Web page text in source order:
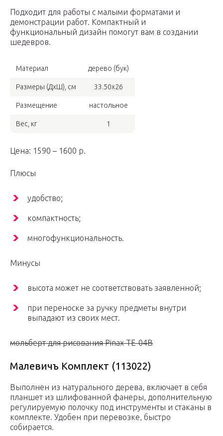
Подходит для работы с малыми форматами и
демонстрации работ. Компактный и
функциональный дизайн помогут вам в создании
шедевров.
Материал дерево (бук)
Размеры (ДхШ), см 33.50х26
Размещение настольное
Вес, кг 1
Цена: 1590 – 1600 р.
Плюсы
удобство;
компактность;
многофункциональность.
Минусы
высота может не соответствовать заявленной;
при переноске за ручку предметы внутри
выпадают из своих мест.
мольберт для рисования Pinax TE-04B
Малевичъ Комплект (113022)
Выполнен из натурального дерева, включает в себя
планшет из шлифованной фанеры, дополнительную
регулируемую полочку под инструменты и стаканы в
комплекте. Удобен при перевозке, быстро
собирается.